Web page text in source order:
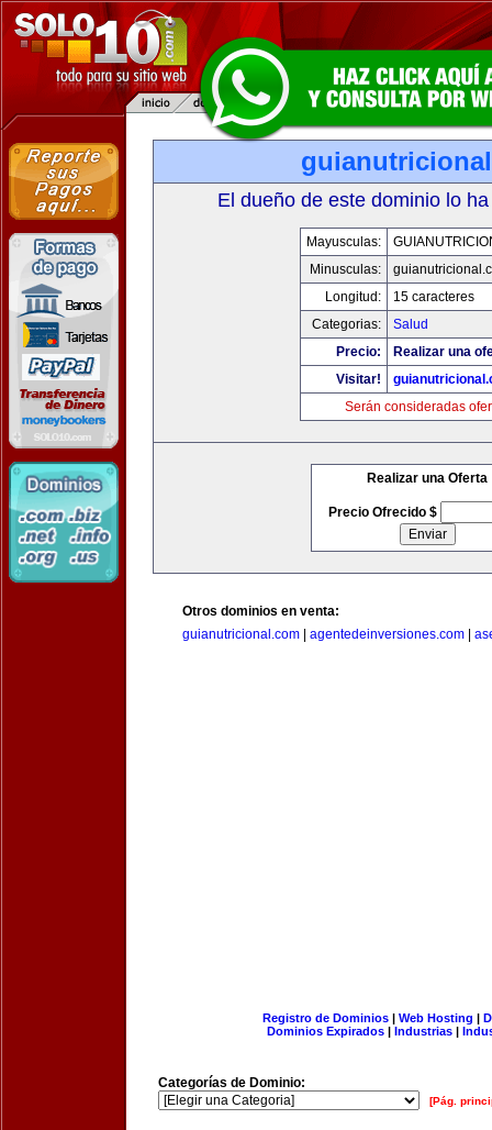
El dueño de este dominio lo
Mayusculas:
Minusculas:
Longitud:
15 caracteres
Categorias:
Salud
Precio:
Realizar una
Visitar!
Serán consideradas
Realizar una Oferta
Precio Ofrecido $
Otros dominios en venta:
guianutricional.com
agentedeinversiones.com
Registro de Dominios| Web Hosting |
Dominios Expirados | Industrias |
Categorías de Dominio:
[Pág.